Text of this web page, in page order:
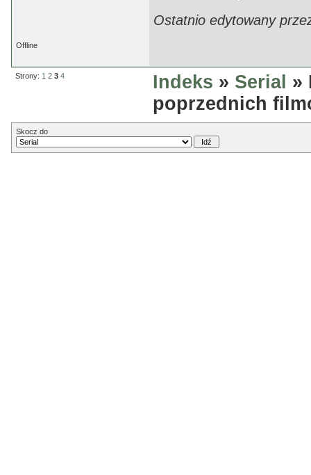
Ostatnio edytowany
Offline
Strony: 1 2 3 4 Indeks » Serial »
poprzednich
Skocz do